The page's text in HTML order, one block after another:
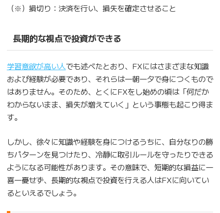
（※）損切り：決済を行い、損失を確定させること
長期的な視点で投資ができる
学習意欲が高い人でも述べたとおり、FXにはさまざまな知識
および経験が必要であり、それらは一朝一夕で身につくもので
はありません。そのため、とくにFXをし始めの頃は「何だか
わからないまま、損失が増えていく」という事態も起こり得ま
す。
しかし、徐々に知識や経験を身につけるうちに、自分なりの勝
ちパターンを見つけたり、冷静に取引ルールを守ったりできる
ようになる可能性があります。その意味で、短期的な損益に一
喜一憂せず、長期的な視点で投資を行える人はFXに向いてい
るといえるでしょう。